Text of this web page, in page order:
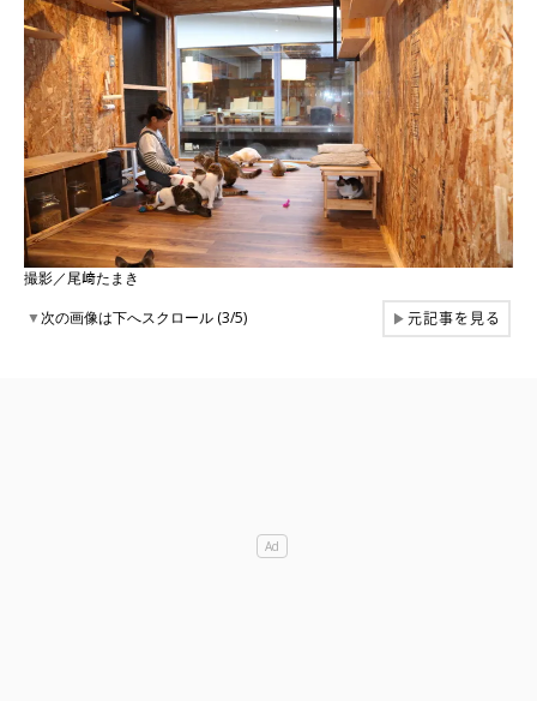
撮影／尾﨑たまき
▼次の画像は下へスクロール (3/5) ▶元記事を見る